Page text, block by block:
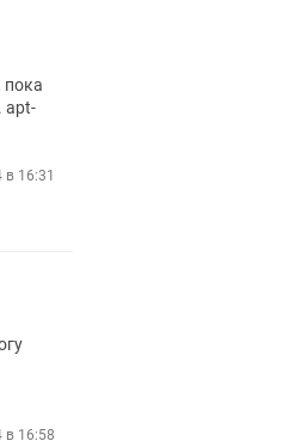
пока
apt-
в 16:31
в 16:58